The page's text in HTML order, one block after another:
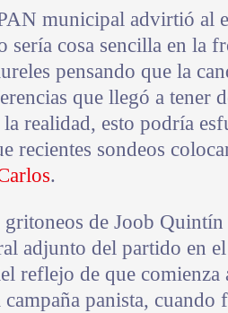
municipal advirtió al
sería cosa sencilla en la
pensando que la
que llegó a tener
realidad, esto podría
recientes sondeos
.
gritoneos de Joob
adjunto del partido en
reflejo de que
panista, cuando